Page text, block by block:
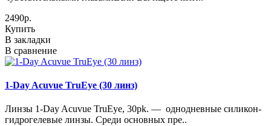
2490р.
Купить
В закладки
В сравнение
1-Day Acuvue TruEye (30 линз)
Линзы 1-Day Acuvue TruEye, 30pk. — однодневные силикон-
гидрогелевые линзы. Среди основных пре..